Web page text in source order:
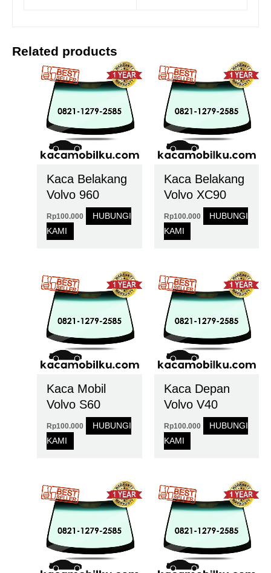
Related products
Kaca Belakang
Volvo 960
Rp100.000
HUBUNGI
KAMI
Kaca Belakang
Volvo XC90
Rp100.000
HUBUNGI
KAMI
Kaca Mobil
Volvo S60
Rp100.000
HUBUNGI
KAMI
Kaca Depan
Volvo V40
Rp100.000
HUBUNGI
KAMI